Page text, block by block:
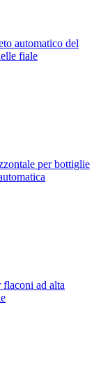
automatico del
fiale
per bottiglie
flaconi ad alta